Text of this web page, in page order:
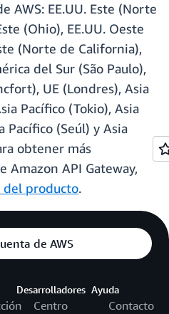
AWS: EE.UU. Este (Norte
(Ohio), EE.UU. Oeste
(Norte de California),
del Sur (São Paulo),
UE (Londres), Asia
Pacífico (Tokio), Asia
Pacífico (Seúl) y Asia
obtener más
Amazon API Gateway,
del producto.
de AWS
Desarrolladores
Centro
Ayuda
Contacto